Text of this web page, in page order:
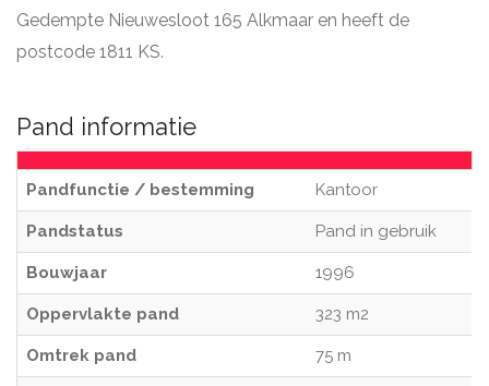
Gedempte Nieuwesloot 165 Alkmaar en heeft de
postcode 1811 KS.
Pand informatie
Pandfunctie / bestemming Kantoor
Pandstatus Pand in gebruik
Bouwjaar 1996
Oppervlakte pand 323 m2
Omtrek pand 75 m